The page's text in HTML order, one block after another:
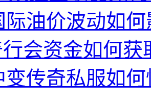
际油价波动如
会资金如何获
变传奇私服如